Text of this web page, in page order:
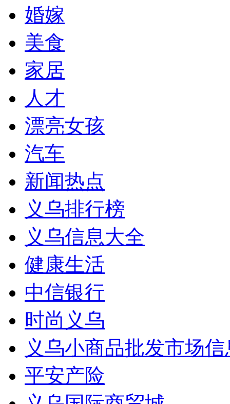
婚嫁
美食
家居
人才
漂亮女孩
汽车
新闻热点
义乌排行榜
义乌信息大全
健康生活
中信银行
时尚义乌
义乌小商品批发市场
平安产险